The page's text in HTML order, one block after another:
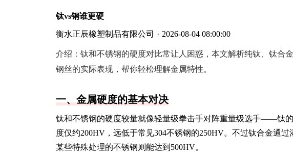
钛vs钢谁更硬
衡水正辰橡塑制品有限公司 · 2026-08-04 08:00:00
介绍： 钛和不锈钢的硬度对比常让人困惑，本文解析纯钛、钛合
钢丝的实际表现，帮你轻松理解金属特性。
一、金属硬度的基本对决
钛和不锈钢的硬度较量就像轻量级拳击手对阵重量级选手——钛
度仅约200HV，远低于常见304不锈钢的250HV。不过钛合金通
某些特殊处理的不锈钢则能达到500HV。